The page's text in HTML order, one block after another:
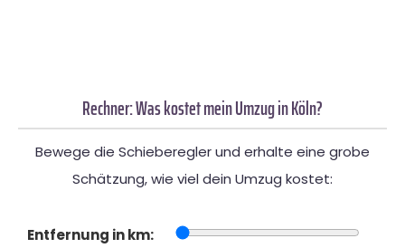
Rechner: Was kostet mein Umzug in Köln?
Bewege die Schieberegler und erhalte eine grobe
Schätzung, wie viel dein Umzug kostet:
Entfernung in km: